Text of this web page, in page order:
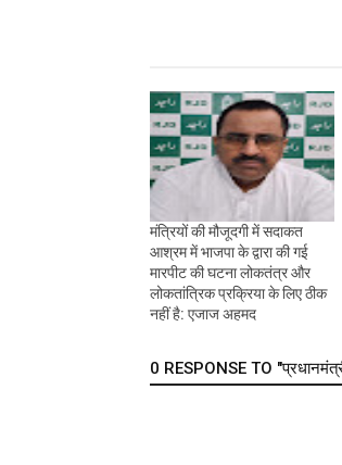
मंत्रियों की मौजूदगी में सदाकत
आश्रम में भाजपा के द्वारा की गई
मारपीट की घटना लोकतंत्र और
लोकतांत्रिक प्रक्रिया के लिए ठीक
नहीं है: एजाज अहमद
0 RESPONSE TO